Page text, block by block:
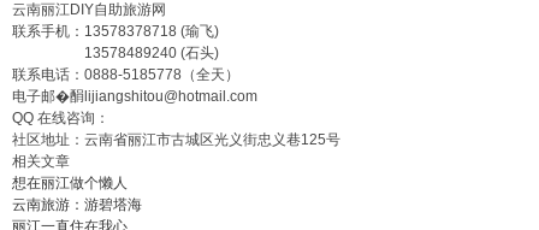
云南丽江DIY自助旅游网
联系手机： 13578378718 (瑜飞)
13578489240 (石头)
联系电话： 0888-5185778 （全天）
电子邮�䣺lijiangshitou@hotmail.com
QQ 在线咨询：
社区地址：云南省丽江市古城区光义街忠义巷125号
相关文章
想在丽江做个懒人
云南旅游：游碧塔海
丽江一直住在我心